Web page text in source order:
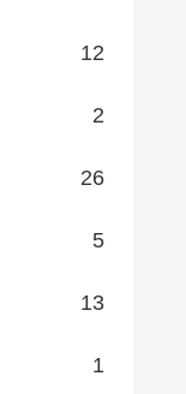
12
2
26
5
13
1